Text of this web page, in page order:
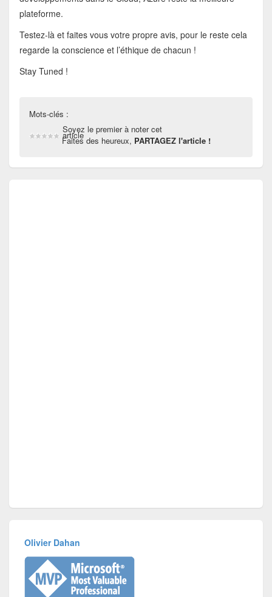
plateforme.
Testez-là et faites vous votre propre avis, pour le reste cela
regarde la conscience et l’éthique de chacun !
Stay Tuned !
Mots-clés :
Soyez le premier à noter cet
article
Faites des heureux, PARTAGEZ l'article !
Olivier Dahan